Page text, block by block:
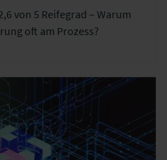
von 5 Reifegrad – Warum
oft am Prozess?